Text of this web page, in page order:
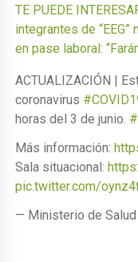
TE PUEDE
integrantes de
en pase laboral:
ACTUALIZACIÓN |
coronavirus
horas del 3 de junio.
Más información:
Sala situacional:
pic.twitter.com/
— Ministerio de